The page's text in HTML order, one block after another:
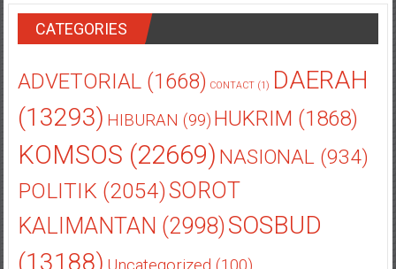
CATEGORIES
ADVETORIAL(1668) CONTACT(1) DAERAH
(13293) HIBURAN (99) HUKRIM (1868)
KOMSOS (22669) NASIONAL(934)
POLITIK(2054)SOROT
KALIMANTAN (2998)SOSBUD
(13188)